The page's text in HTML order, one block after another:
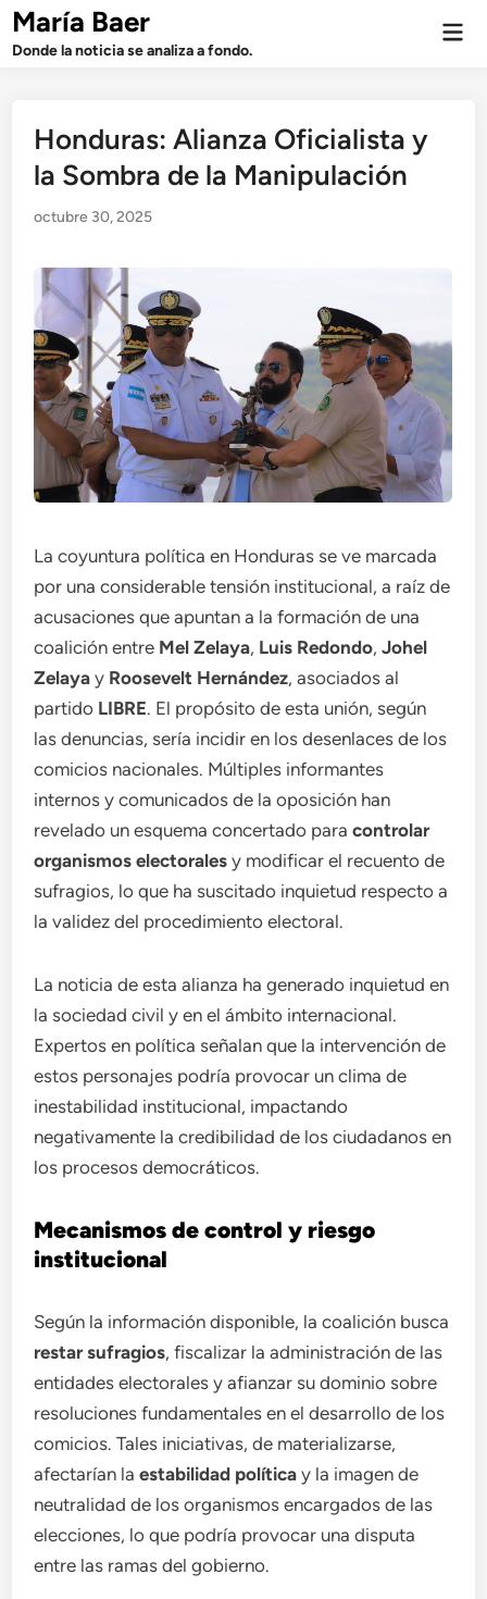
Saltar
contenido
María Baer
Donde la noticia se analiza a fondo.
Honduras: Alianza Oficialista y
la Sombra de la Manipulación
octubre 30, 2025
La coyuntura política en Honduras se ve marcada
por una considerable tensión institucional, a raíz de
acusaciones que apuntan a la formación de una
coalición entre Mel Zelaya, Luis Redondo,Johel
Zelaya y Roosevelt Hernández, asociados al
partido LIBRE. El propósito de esta unión, según
las denuncias, sería incidir en los desenlaces de los
comicios nacionales. Múltiples informantes
internos y comunicados de la oposición han
revelado un esquema concertado paracontrolar
organismos electorales y modificar el recuento de
sufragios, lo que ha suscitado inquietud respecto a
la validez del procedimiento electoral.
La noticia de esta alianza ha generado inquietud en
la sociedad civil y en el ámbito internacional.
Expertos en política señalan que la intervención de
estos personajes podría provocar un clima de
inestabilidad institucional, impactando
negativamente la credibilidad de los ciudadanos en
los procesos democráticos.
Mecanismos de control y riesgo
institucional
Según la información disponible, la coalición busca
restar sufragios, fiscalizar la administración de las
entidades electorales y afianzar su dominio sobre
resoluciones fundamentales en el desarrollo de los
comicios. Tales iniciativas, de materializarse,
afectarían laestabilidad política y la imagen de
neutralidad de los organismos encargados de las
elecciones, lo que podría provocar una disputa
entre las ramas del gobierno.